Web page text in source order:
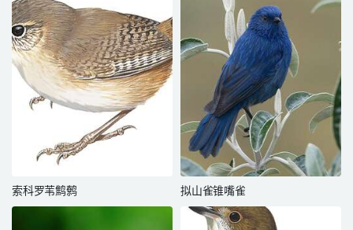
索科罗苇鹪鹩 拟山雀锥嘴雀